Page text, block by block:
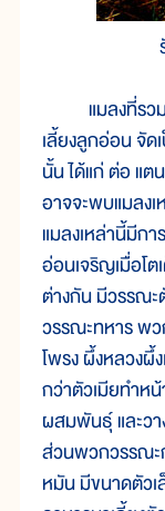
แมลงที่รวมตั
เลี้ยงลูกอ่อน จั
นั้น ได้แก่ ต่อ แต
อาจจะพบแมลง
แมลงเหล่านี้มีก
อ่อนเจริญเมื่อโ
ต่างกัน มีวรรณ
วรรณะทหาร พ
โพรง ผึ้งหลวงผึ้
กว่าตัวเมียทำห
ผสมพันธุ์ และว
ส่วนพวกวรรณะ
หมัน มีขนาดตัว